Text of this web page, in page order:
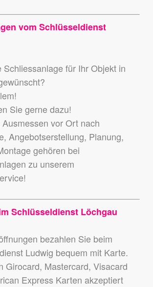
vom Schlüsseldienst
Schliessanlage für Ihr Objekt in
Sie gerne dazu!
vor Ort nach
Angebotserstellung, Planung,
gehören bei
zu unserem
Schlüsseldienst Löchgau
bezahlen Sie beim
Ludwig bequem mit Karte.
Girocard, Mastercard, Visacard
Express Karten akzeptiert